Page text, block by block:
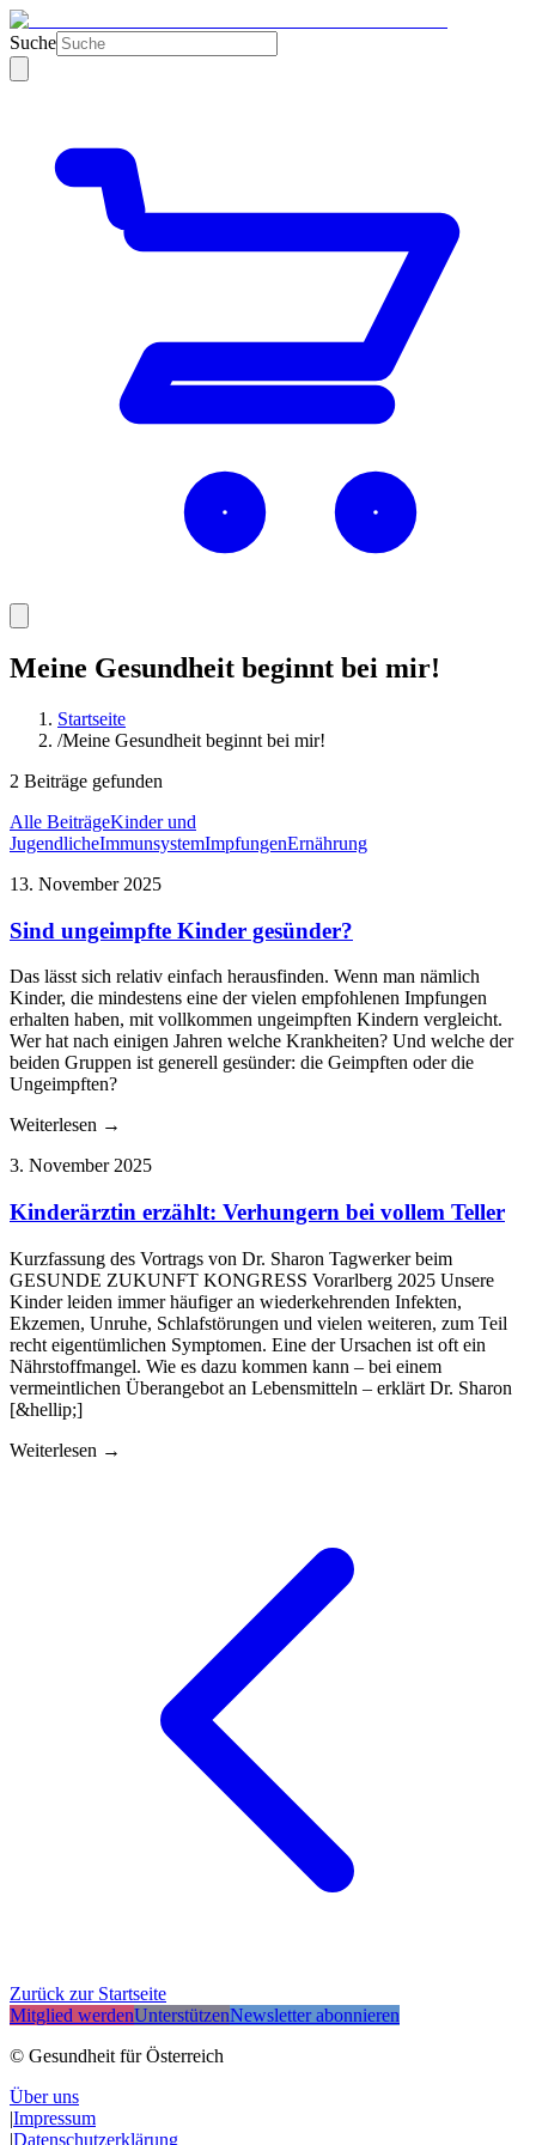
Suche
Meine Gesundheit beginnt bei mir!
Startseite
/Meine Gesundheit beginnt bei mir!
2 Beiträge gefunden
Alle BeiträgeKinder und
JugendlicheImmunsystemImpfungenErnährung
13. November 2025
Sind ungeimpfte Kinder gesünder?
Das lässt sich relativ einfach herausfinden. Wenn man nämlich
Kinder, die mindestens eine der vielen empfohlenen Impfungen
erhalten haben, mit vollkommen ungeimpften Kindern vergleicht.
Wer hat nach einigen Jahren welche Krankheiten? Und welche der
beiden Gruppen ist generell gesünder: die Geimpften oder die
Ungeimpften?
Weiterlesen →
3. November 2025
Kinderärztin erzählt: Verhungern bei vollem Teller
Kurzfassung des Vortrags von Dr. Sharon Tagwerker beim
GESUNDE ZUKUNFT KONGRESS Vorarlberg 2025 Unsere
Kinder leiden immer häufiger an wiederkehrenden Infekten,
Ekzemen, Unruhe, Schlafstörungen und vielen weiteren, zum Teil
recht eigentümlichen Symptomen. Eine der Ursachen ist oft ein
Nährstoffmangel. Wie es dazu kommen kann – bei einem
vermeintlichen Überangebot an Lebensmitteln – erklärt Dr. Sharon
[&hellip;]
Weiterlesen →
Zurück zur Startseite
Mitglied werdenUnterstützenNewsletter abonnieren
© Gesundheit für Österreich
Über uns
|Impressum
|Datenschutzerklärung